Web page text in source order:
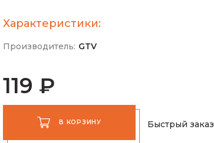
Характеристики:
Производитель: GTV
119 ₽
В КОРЗИНУ Быстрый заказ